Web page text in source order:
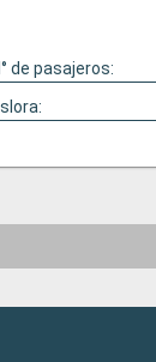
de pasajeros: